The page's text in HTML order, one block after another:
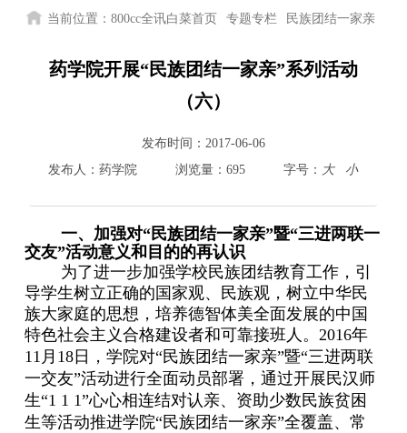
院情总览
科学研究
本科教学
平台建设
学生园地
交流合作
当前位置：800cc全讯白菜首页 专题专栏 民族团结一家亲
药学院开展“民族团结一家亲”系列活动
（六）
发布时间： 2017-06-06
发布人：药学院 浏览量：695 字号： 大 小
一、加强对“民族团结一家亲”暨“三进两联一
交友”活动意义和目的的再认识
为了进一步加强学校民族团结教育工作，引
导学生树立正确的国家观、民族观，树立中华民
族大家庭的思想，培养德智体美全面发展的中国
特色社会主义合格建设者和可靠接班人。 2016年
11 月 18日，学院对“民族团结一家亲”暨“三进两联
一交友”活动进行全面动员部署，通过开展民汉师
生“1 1 1”心心相连结对认亲、资助少数民族贫困
生等活动推进学院“民族团结一家亲”全覆盖、常